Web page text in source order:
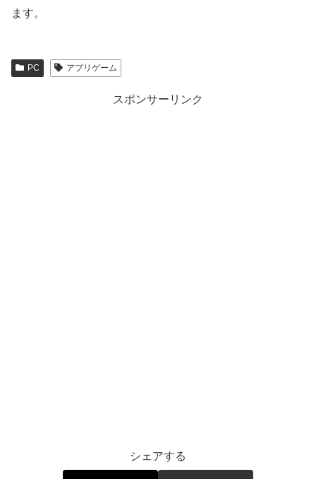
ます。
PC アプリゲーム
スポンサーリンク
シェアする